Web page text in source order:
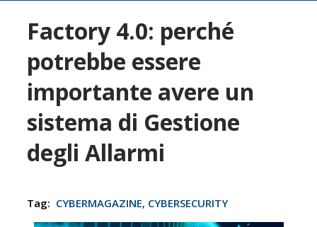
Factory 4.0: perché
potrebbe essere
importante avere un
sistema di Gestione
degli Allarmi
Tag: CYBERMAGAZINE, CYBERSECURITY